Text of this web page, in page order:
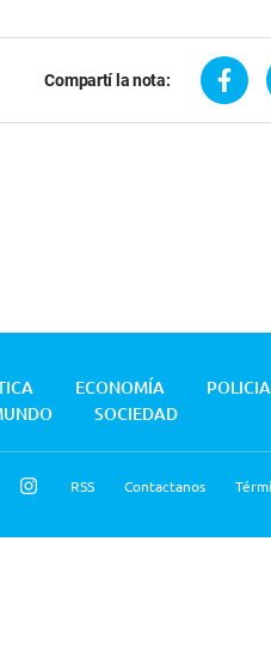
Compartí la nota:
ECONOMÍA
SOCIEDAD
RSS Contactanos